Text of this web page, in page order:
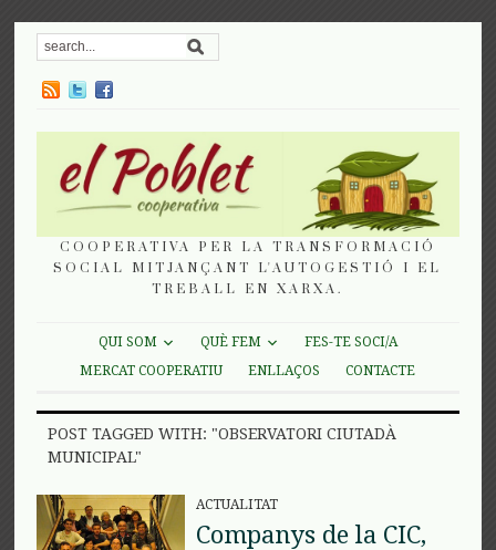
COOPERATIVA PER LA TRANSFORMACIÓ
SOCIAL MITJANÇANT L'AUTOGESTIÓ I EL
TREBALL EN XARXA.
QUI SOM QUÈ FEM
FES-TE SOCI/A
MERCAT COOPERATIU
ENLLAÇOS CONTACTE
POST TAGGED WITH: "OBSERVATORI CIUTADÀ
MUNICIPAL"
ACTUALITAT
Companys de la CIC,